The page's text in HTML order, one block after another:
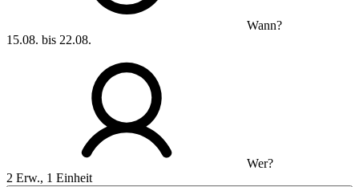
Wann?
15.08. bis 22.08.
Wer?
2 Erw., 1 Einheit